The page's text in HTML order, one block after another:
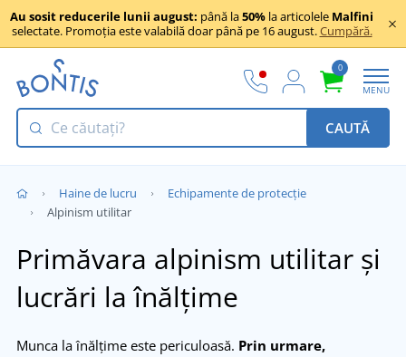
Au sosit reducerile lunii august: până la50% la articolele Malfini
selectate. Promoția este valabilă doar până pe 16 august.Cumpără.
0
MENU
CAUTĂ
Haine de lucru
Echipamente de protecție
Alpinism utilitar
Primăvara alpinism utilitar și
lucrări la înălțime
Munca la înălțime este periculoasă. Prin urmare,